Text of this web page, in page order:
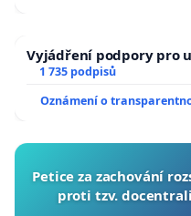
Vyjádření podpory pro
1 735 podpisů
Oznámení o
Petice za zachování
proti tzv.